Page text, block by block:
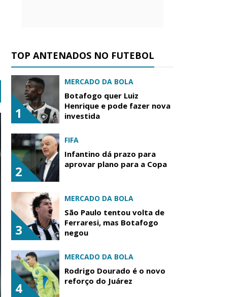
TOP ANTENADOS NO FUTEBOL
1
MERCADO DA BOLA
Botafogo quer Luiz
Henrique e pode fazer nova
investida
2
FIFA
Infantino dá prazo para
aprovar plano para a Copa
3
MERCADO DA BOLA
São Paulo tentou volta de
Ferraresi, mas Botafogo
negou
4
MERCADO DA BOLA
Rodrigo Dourado é o novo
reforço do Juárez